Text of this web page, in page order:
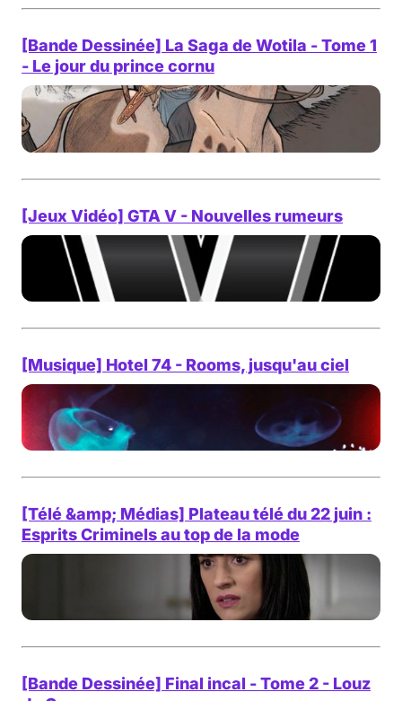
[Bande Dessinée] La Saga de Wotila - Tome 1
- Le jour du prince cornu
[Jeux Vidéo] GTA V - Nouvelles rumeurs
[Musique] Hotel 74 - Rooms, jusqu'au ciel
[Télé &amp; Médias] Plateau télé du 22 juin :
Esprits Criminels au top de la mode
[Bande Dessinée] Final incal - Tome 2 - Louz